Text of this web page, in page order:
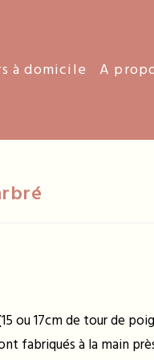
à domicile A
ou 17cm de tour de
fabriqués à la main